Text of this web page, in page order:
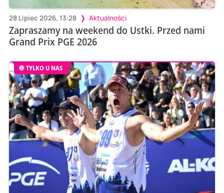
28 Lipiec 2026, 13:28 Aktualności
Zapraszamy na weekend do Ustki. Przed nami
Grand Prix PGE 2026
TYLKO U NAS